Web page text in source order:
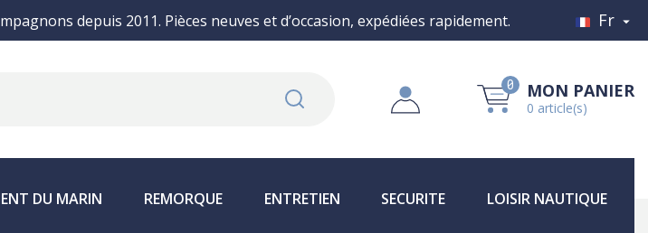
depuis 2011. Pièces neuves et d’occasion, expédiées rapidement. Fr 
0 MON PANIER
0 article(s)
DU MARIN REMORQUE ENTRETIEN SECURITE LOISIR NAUTIQUE